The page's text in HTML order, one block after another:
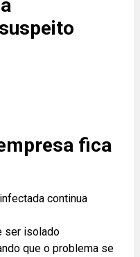
fica
continua
ser isolado
que o problema se